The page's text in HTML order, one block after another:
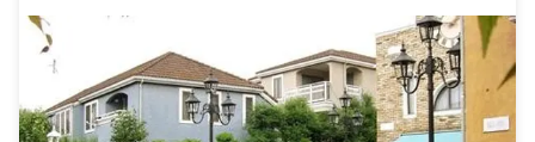
dept=4